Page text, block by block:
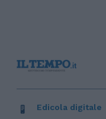
Edicola digitale